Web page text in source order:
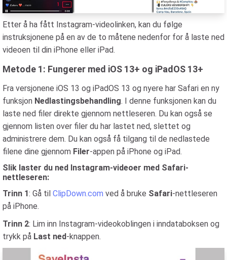
Etter å ha fått Instagram-videolinken, kan du følge
instruksjonene på en av de to måtene nedenfor for å laste ned
videoen til din iPhone eller iPad.
Metode 1: Fungerer med iOS 13+ og iPadOS 13+
Fra versjonene iOS 13 og iPadOS 13 og nyere har Safari en ny
funksjon Nedlastingsbehandling. I denne funksjonen kan du
laste ned filer direkte gjennom nettleseren. Du kan også se
gjennom listen over filer du har lastet ned, slettet og
administrere dem. Du kan også få tilgang til de nedlastede
filene dine gjennom Filer-appen på iPhone og iPad.
Slik laster du ned Instagram-videoer med Safari-
nettleseren:
Trinn 1: Gå til ClipDown.com ved å bruke Safari-nettleseren
på iPhone.
Trinn 2: Lim inn Instagram-videokoblingen i inndataboksen og
trykk på Last ned-knappen.